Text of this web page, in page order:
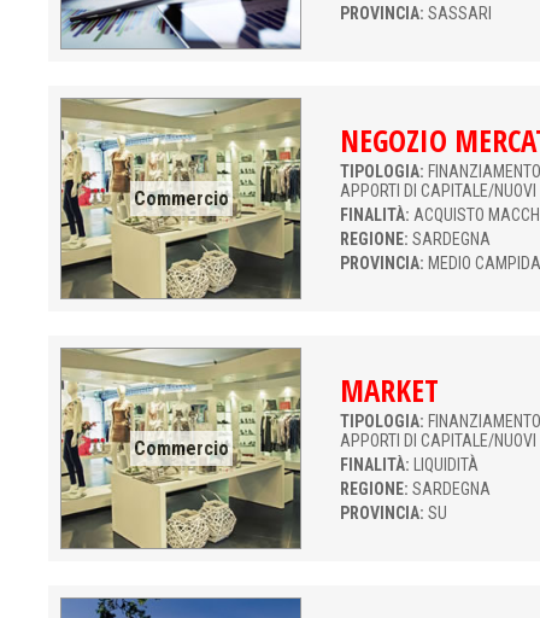
PROVINCIA: SASSARI
Commercio
NEGOZIO
TIPOLOGIA:
APPORTI DI CAPITALE/NUOVI
FINALITÀ: ACQUISTO
REGIONE: SARDEGNA
PROVINCIA: MEDIO
Commercio
MARKET
TIPOLOGIA:
APPORTI DI CAPITALE/NUOVI
FINALITÀ:
LIQUIDITÀ
REGIONE: SARDEGNA
PROVINCIA: SU